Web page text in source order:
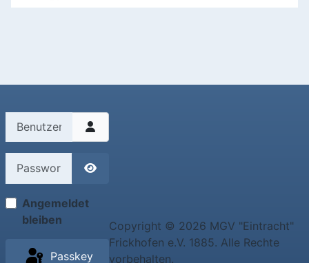
Benutzername
Angemeldet
bleiben
Copyright © 2026 MGV "Eintracht"
Frickhofen e.V. 1885. Alle Rechte
vorbehalten.